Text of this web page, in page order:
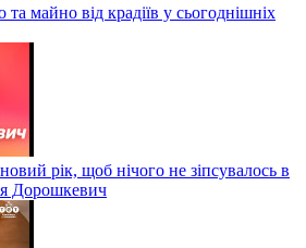
майно від крадіїв у сьогоднішніх
рік, щоб нічого не зіпсувалось в
Дорошкевич